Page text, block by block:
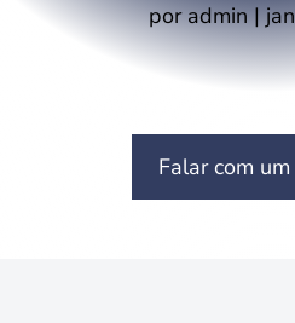
poradmin|
Falar com